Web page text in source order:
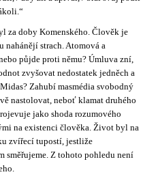
za doby Komenského. Člověk je
strach. Atomová a
půjde proti němu? Úmluva zní,
zvyšovat nedostatek jedněch a
Zahubí masmédia svobodný
nastolovat, neboť klamat druhého
jako shoda rozumového
na existenci člověka. Život byl na
zvířecí tupostí, jestliže
směřujeme. Z tohoto pohledu není